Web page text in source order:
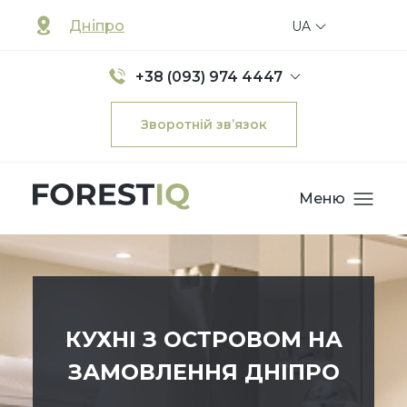
Дніпро
+38 (093) 974 4447
Зворотній зв’язок
UA
Меню
КУХНІ З ОСТРОВОМ НА
ЗАМОВЛЕННЯ ДНІПРО